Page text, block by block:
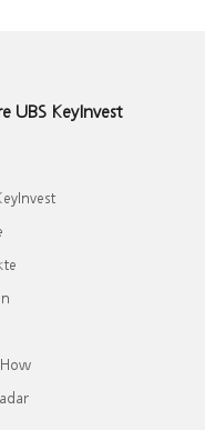
UBS KeyInvest